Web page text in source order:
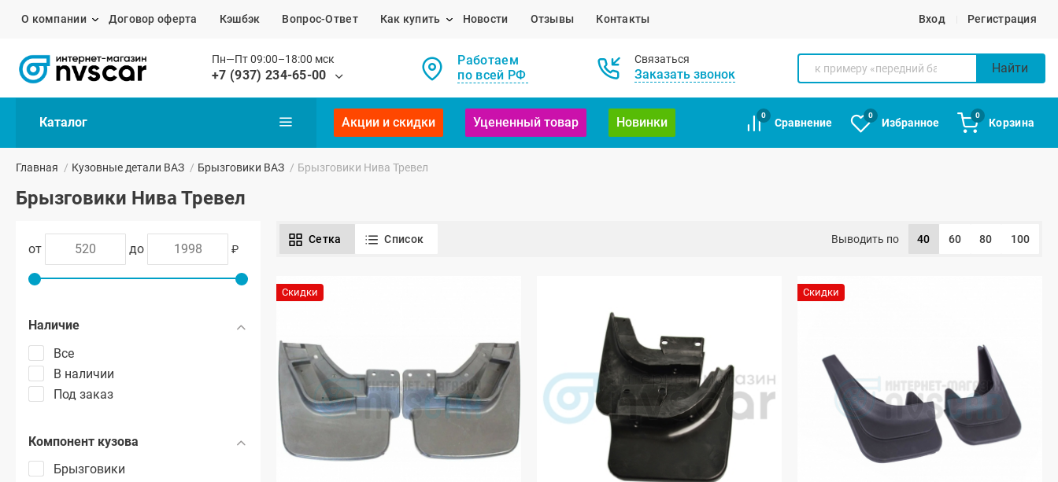
О компании Договор оферта Кэшбэк Вопрос-Ответ Как купить Новости Отзывы Контакты Вход Регистрация
Пн—Пт 09:00–18:00 мск
+7 (937) 234-65-00
Работаем
по всей РФ
Связаться
Заказать звонок Найти
Каталог Акции и скидки Уцененный товар Новинки
0
Сравнение
0
Избранное
0
Корзина
Главная / Кузовные детали ВАЗ / Брызговики ВАЗ / Брызговики Нива Тревел
Брызговики Нива Тревел
от до ₽
Наличие
Все
В наличии
Под заказ
Компонент кузова
Брызговики
Сетка Список Выводить по 40 60 80 100
Скидки Скидки